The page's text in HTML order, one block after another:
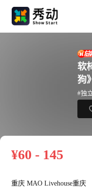
软
狗
#独
¥60 - 145
重庆 MAO Livehouse重庆